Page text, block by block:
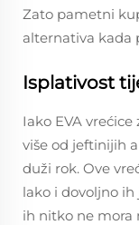
Zato pametni
alternativa kada
Isplativost
Iako EVA
više od jeftinijih
duži rok. Ove
lako i dovoljno ih
ih nitko ne mora